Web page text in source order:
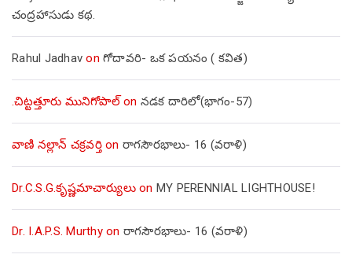
చంద్రహాసుడు కథ.
Rahul Jadhav on గోదావరి- ఒక పయనం ( కవిత)
.చిట్టత్తూరు మునిగోపాల్on నడక దారిలో(భాగం-57)
వాణి నల్లాన్ చక్రవర్తిon రాగసౌరభాలు- 16 (వరాళి)
Dr.C.S.G.కృష్ణమాచార్యులుon MY PERENNIAL LIGHTHOUSE!
Dr. I.A.P.S. Murthyon రాగసౌరభాలు- 16 (వరాళి)